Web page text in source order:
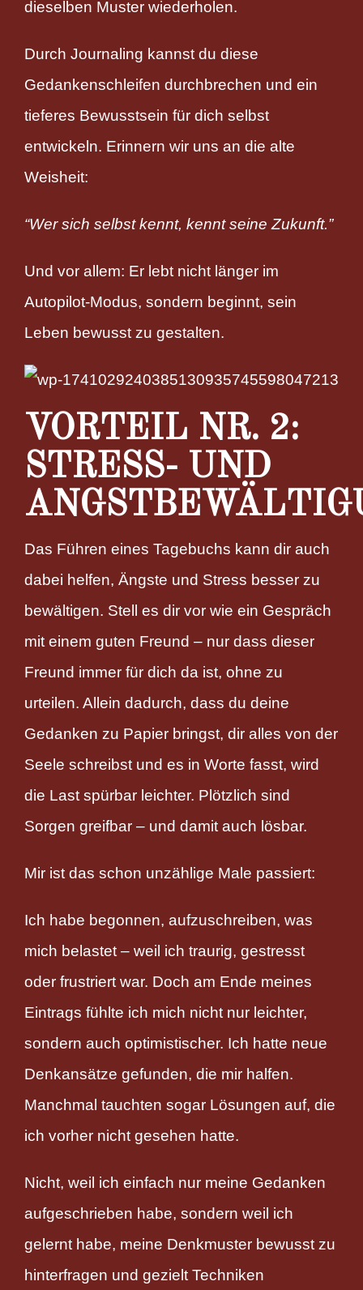
dieselben Muster wiederholen.
Durch Journaling kannst du diese
Gedankenschleifen durchbrechen und ein
tieferes Bewusstsein für dich selbst
entwickeln. Erinnern wir uns an die alte
Weisheit:
“Wer sich selbst kennt, kennt seine Zukunft.”
Und vor allem: Er lebt nicht länger im
Autopilot-Modus, sondern beginnt, sein
Leben bewusst zu gestalten.
VORTEIL NR. 2:
STRESS- UND
Das Führen eines Tagebuchs kann dir auch
dabei helfen, Ängste und Stress besser zu
bewältigen. Stell es dir vor wie ein Gespräch
mit einem guten Freund – nur dass dieser
Freund immer für dich da ist, ohne zu
urteilen. Allein dadurch, dass du deine
Gedanken zu Papier bringst, dir alles von der
Seele schreibst und es in Worte fasst, wird
die Last spürbar leichter. Plötzlich sind
Sorgen greifbar – und damit auch lösbar.
Mir ist das schon unzählige Male passiert:
Ich habe begonnen, aufzuschreiben, was
mich belastet – weil ich traurig, gestresst
oder frustriert war. Doch am Ende meines
Eintrags fühlte ich mich nicht nur leichter,
sondern auch optimistischer. Ich hatte neue
Denkansätze gefunden, die mir halfen.
Manchmal tauchten sogar Lösungen auf, die
ich vorher nicht gesehen hatte.
Nicht, weil ich einfach nur meine Gedanken
aufgeschrieben habe, sondern weil ich
gelernt habe, meine Denkmuster bewusst zu
hinterfragen und gezielt Techniken